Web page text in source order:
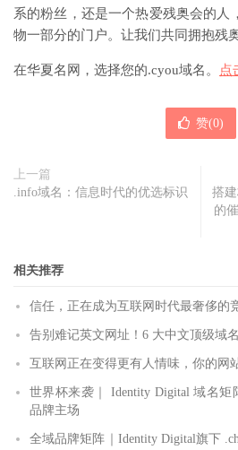
系的粉丝，还是一个热爱残奥会的人
物一部分的门户。让我们共同拥抱残奥
在华夏名网，选择您的.cyou域名。 点
赞(0)
上一篇
.info域名：信息时代的优选标识
搭
的
相关推荐
信任，正在成为互联网时代最奢侈的
告别难记英文网址！6 大中文顶级域
互联网正在变得更有人情味，你的网
世界杯来袭｜ Identity Digital 域名
品牌主场
全域品牌矩阵｜Identity Digital旗下